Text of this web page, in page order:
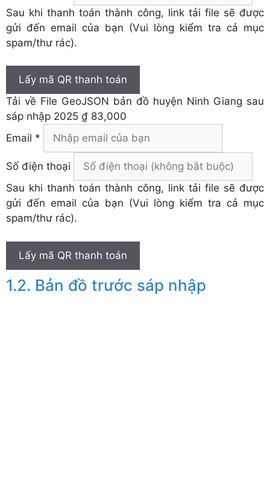
Sau khi thanh toán thành công, link tải file sẽ được
gửi đến email của bạn (Vui lòng kiểm tra cả mục
spam/thư rác).
Lấy mã QR thanh toán
Tải về File GeoJSON bản đồ huyện Ninh Giang sau
sáp nhập 2025 ₫ 83,000
Email *
Số điện thoại
Sau khi thanh toán thành công, link tải file sẽ được
gửi đến email của bạn (Vui lòng kiểm tra cả mục
spam/thư rác).
Lấy mã QR thanh toán
Bản đồ trước sáp nhập